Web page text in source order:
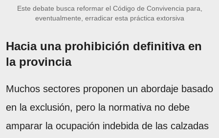
Este debate busca reformar el Código de Convivencia para,
eventualmente, erradicar esta práctica extorsiva
Hacia una prohibición definitiva en
la provincia
Muchos sectores proponen un abordaje basado
en la exclusión, pero la normativa no debe
amparar la ocupación indebida de las calzadas